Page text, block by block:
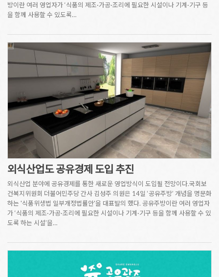
방이란 여러 영업자가 ‘식품의 제조·가공·조리에 필요한 시설이나 기계·기구 등
을 함께 사용할 수 있도록…
외식산업도 공유경제 도입 추진
외식산업 분야에 공유경제를 통한 새로운 영업방식이 도입될 전망이다.국회보
건복지위원회 더불어민주당 간사 김성주 의원은 14일 ‘공유주방’ 개념을 명문화
하는 '식품위생법 일부개정법률안'을 대표발의 했다. 공유주방이란 여러 영업자
가 ‘식품의 제조·가공·조리에 필요한 시설이나 기계·기구 등을 함께 사용할 수 있
도록 하는 시설’을…